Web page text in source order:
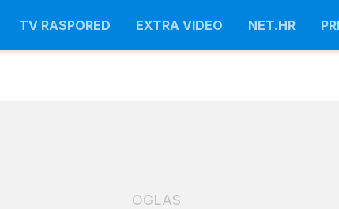
TV RASPORED EXTRA VIDEO NET.HR
OGLAS